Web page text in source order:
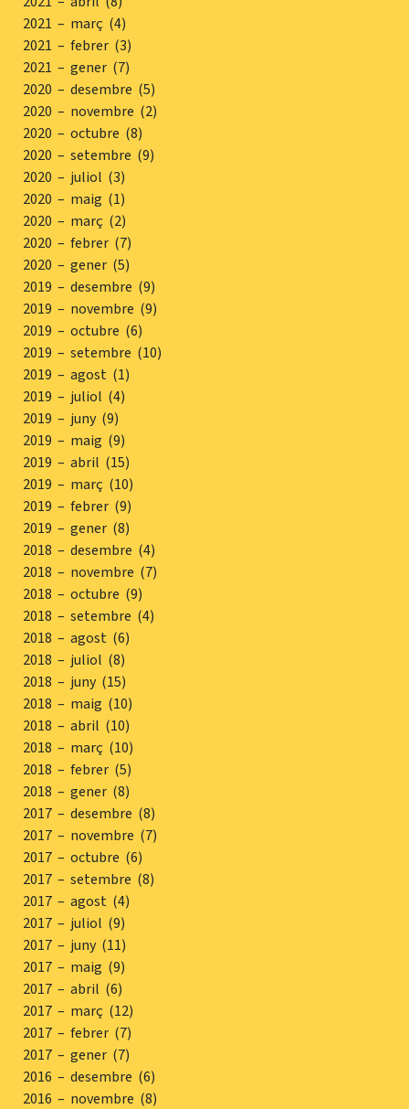
2021 – març (4)
2021 – febrer (3)
2021 – gener (7)
2020 – desembre (5)
2020 – novembre (2)
2020 – octubre (8)
2020 – setembre (9)
2020 – juliol (3)
2020 – maig (1)
2020 – març (2)
2020 – febrer (7)
2020 – gener (5)
2019 – desembre (9)
2019 – novembre (9)
2019 – octubre (6)
2019 – setembre (10)
2019 – agost (1)
2019 – juliol (4)
2019 – juny (9)
2019 – maig (9)
2019 – abril (15)
2019 – març (10)
2019 – febrer (9)
2019 – gener (8)
2018 – desembre (4)
2018 – novembre (7)
2018 – octubre (9)
2018 – setembre (4)
2018 – agost (6)
2018 – juliol (8)
2018 – juny (15)
2018 – maig (10)
2018 – abril (10)
2018 – març (10)
2018 – febrer (5)
2018 – gener (8)
2017 – desembre (8)
2017 – novembre (7)
2017 – octubre (6)
2017 – setembre (8)
2017 – agost (4)
2017 – juliol (9)
2017 – juny (11)
2017 – maig (9)
2017 – abril (6)
2017 – març (12)
2017 – febrer (7)
2017 – gener (7)
2016 – desembre (6)
2016 – novembre (8)